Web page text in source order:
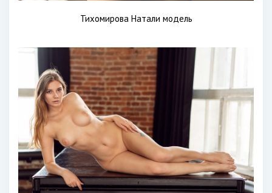
Тихомирова Натали модель